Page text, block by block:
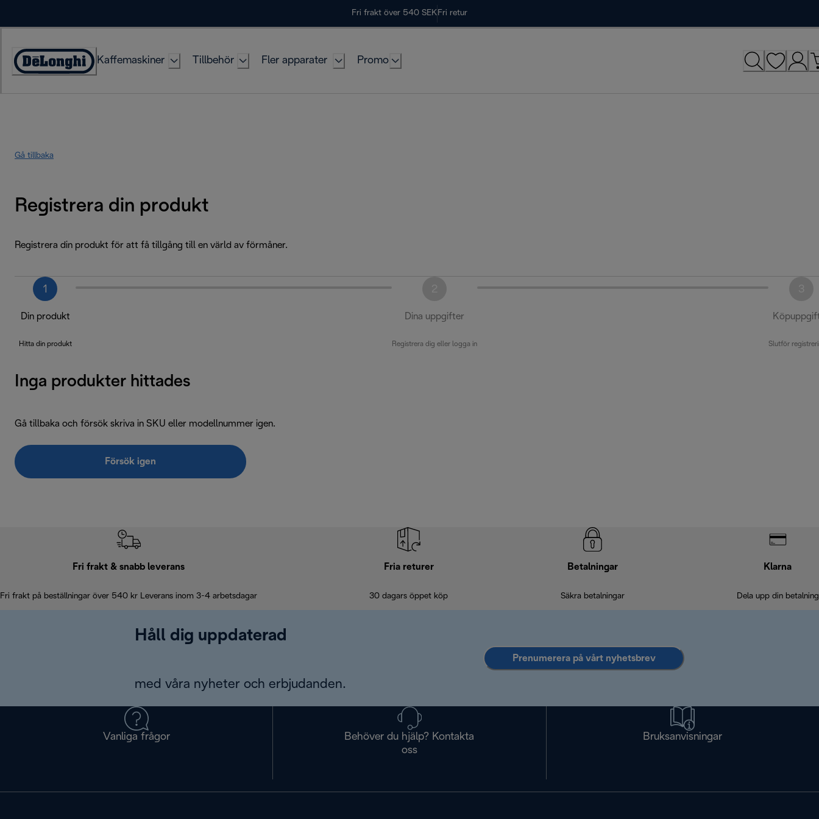
Fri frakt över 540 SEK Fri retur
Accessibility
Kaffemaskiner Tillbehör Fler apparater Promo
Gå tillbaka
Registrera din produkt
Registrera din produkt för att få tillgång till en värld av förmåner.
1
Din produkt
Hitta din produkt
Dina uppgifter
Registrera dig eller logga in Slutför
Inga produkter hittades
Gå tillbaka och försök skriva in SKU eller modellnummer igen.
Försök igen
Fri frakt & snabb leverans
Fri frakt på beställningar över 540 kr Leverans inom 3-4 arbetsdagar
Fria returer
30 dagars öppet köp
Betalningar
Säkra betalningar
Klarna
Dela upp din betalning
Håll dig uppdaterad
med våra nyheter och erbjudanden.
Prenumerera på vårt nyhetsbrev
Vanliga frågor
Behöver du hjälp? Kontakta
oss
Bruksanvisningar